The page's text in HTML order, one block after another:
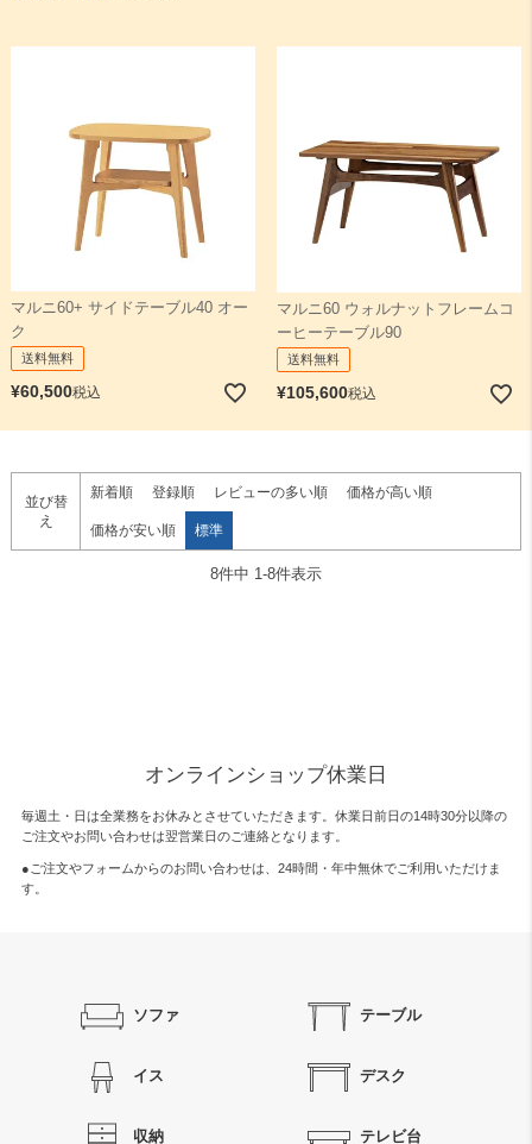
マルニ60+ サイドテーブル40 オー
ク
送料無料
¥60,500税込
マルニ60 ウォルナットフレームコ
ーヒーテーブル90
送料無料
¥105,600税込
並び替
え
新着順 登録順 レビューの多い順 価格が高い順
価格が安い順 標準
8件中 1-8件表示
オンラインショップ休業日
毎週土・日は全業務をお休みとさせていただきます。休業日前日の14時30分以降の
ご注文やお問い合わせは翌営業日のご連絡となります。
●ご注文やフォームからのお問い合わせは、 24時間・年中無休でご利用いただけま
す。
ソファ テーブル
イス デスク
収納 テレビ台